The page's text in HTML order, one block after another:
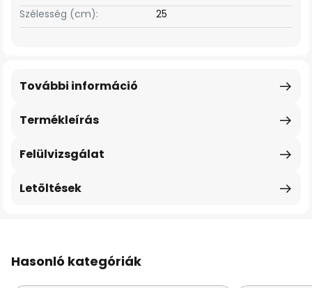
Szélesség (cm): 25
Termékleírás
További információ
Felülvizsgálat
Letöltések
Hasonló kategóriák